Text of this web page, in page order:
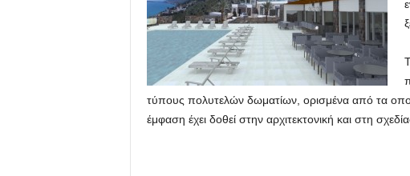
τύπους πολυτελών δωματίων, ορισμένα από τα οποία
έμφαση έχει δοθεί στην αρχιτεκτονική και στη